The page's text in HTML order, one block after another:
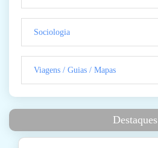
Sociologia
Viagens / Guias / Mapas
Destaques